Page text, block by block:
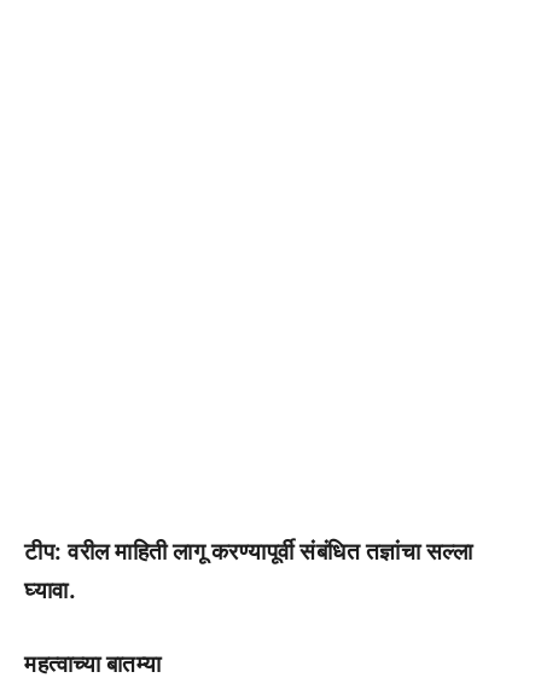
टीप: वरील माहिती लागू करण्यापूर्वी संबंधित तज्ञांचा सल्ला
घ्यावा.
महत्वाच्या बातम्या